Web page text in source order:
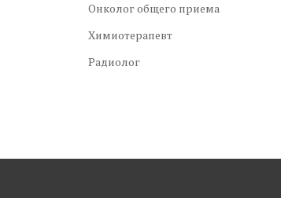
Онколог общего приема
Химиотерапевт
Радиолог